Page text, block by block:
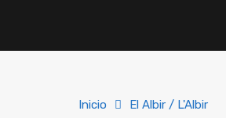
Inicio El Albir / L'Albir